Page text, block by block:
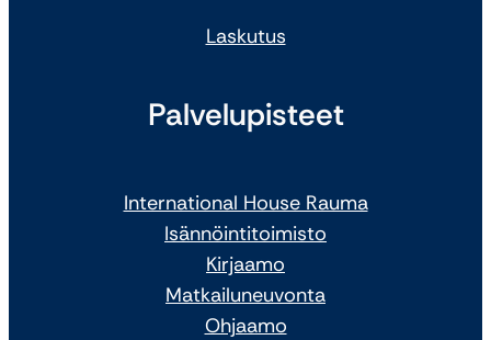
Laskutus
Palvelupisteet
International House Rauma
Isännöintitoimisto
Kirjaamo
Matkailuneuvonta
Ohjaamo